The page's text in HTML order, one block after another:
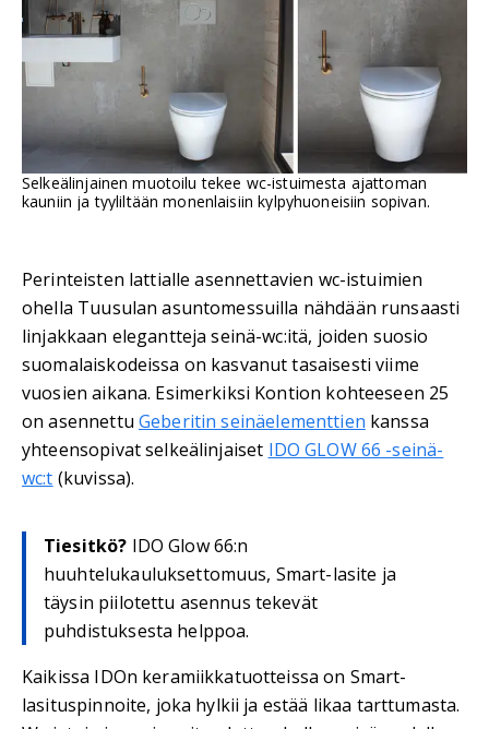
Selkeälinjainen muotoilu tekee wc-istuimesta ajattoman
kauniin ja tyyliltään monenlaisiin kylpyhuoneisiin sopivan.
Perinteisten lattialle asennettavien wc-istuimien
ohella Tuusulan asuntomessuilla nähdään runsaasti
linjakkaan elegantteja seinä-wc:itä, joiden suosio
suomalaiskodeissa on kasvanut tasaisesti viime
vuosien aikana. Esimerkiksi Kontion kohteeseen 25
on asennettu Geberitin seinäelementtien kanssa
yhteensopivat selkeälinjaiset IDO GLOW 66 -seinä-
wc:t (kuvissa).
Tiesitkö? IDO Glow 66:n
huuhtelukauluksettomuus, Smart-lasite ja
täysin piilotettu asennus tekevät
puhdistuksesta helppoa.
Kaikissa IDOn keramiikkatuotteissa on Smart-
lasituspinnoite, joka hylkii ja estää likaa tarttumasta.